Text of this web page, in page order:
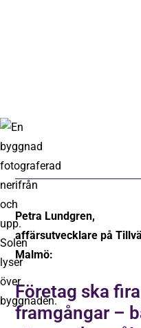
Petra Lundgren,
affärsutvecklare på
Malmö:
Företag ska
framgångar –